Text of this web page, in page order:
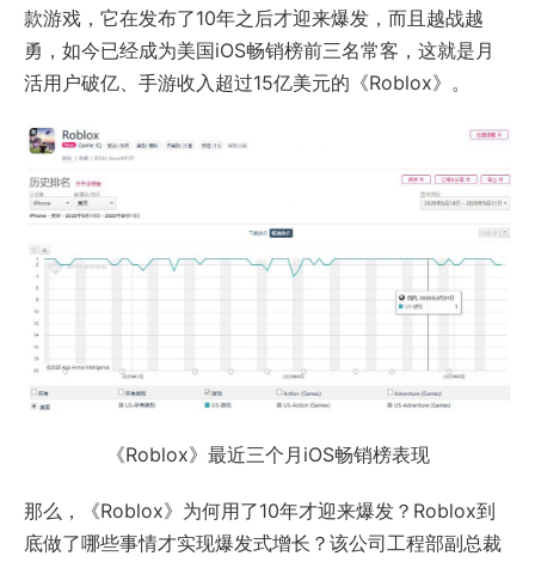
款游戏，它在发布了10年之后才迎来爆发，而且越战越
勇，如今已经成为美国iOS畅销榜前三名常客，这就是月
活用户破亿、手游收入超过15亿美元的《Roblox》。
《Roblox》最近三个月iOS畅销榜表现
那么，《Roblox》为何用了10年才迎来爆发？Roblox到
底做了哪些事情才实现爆发式增长？该公司工程部副总裁